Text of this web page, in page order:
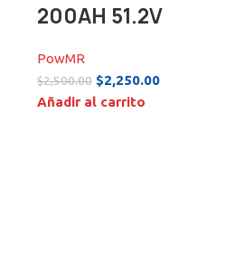
200AH 51.2V
PowMR
$2,500.00 $2,250.00
Añadir al carrito